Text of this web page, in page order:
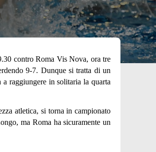
contro Roma Vis Nova, ora tre
9-7. Dunque si tratta di un
raggiungere in solitaria la quarta
atletica, si torna in campionato
ma Roma ha sicuramente un